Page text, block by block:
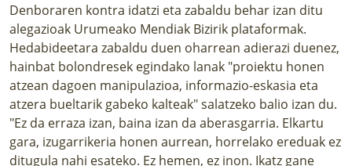
Denboraren kontra idatzi eta zabaldu behar izan ditu
alegazioak Urumeako Mendiak Bizirik plataformak.
Hedabideetara zabaldu duen oharrean adierazi duenez,
hainbat bolondresek egindako lanak "proiektu honen
atzean dagoen manipulazioa, informazio-eskasia eta
atzera bueltarik gabeko kalteak" salatzeko balio izan du.
"Ez da erraza izan, baina izan da aberasgarria. Elkartu
gara, izugarrikeria honen aurrean, horrelako ereduak ez
ditugula nahi esateko. Ez hemen, ez inon. Ikatz gane